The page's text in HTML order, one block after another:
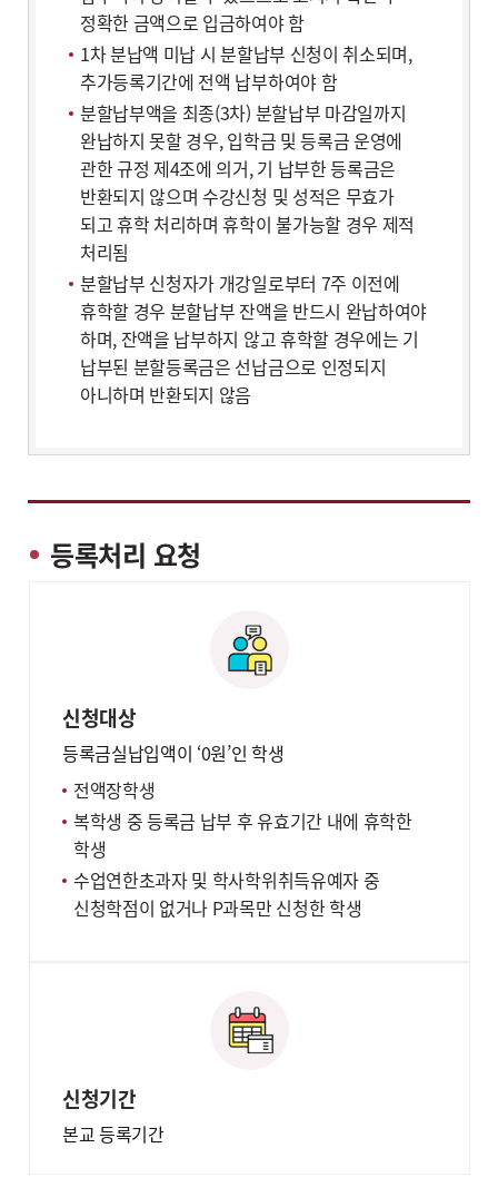
정확한 금액으로 입금하여야 함
1차 분납액 미납 시 분할납부 신청이 취소되며,
추가등록기간에 전액 납부하여야 함
분할납부액을 최종(3차) 분할납부 마감일까지
완납하지 못할 경우, 입학금 및 등록금 운영에
관한 규정 제4조에 의거, 기 납부한 등록금은
반환되지 않으며 수강신청 및 성적은 무효가
되고 휴학 처리하며 휴학이 불가능할 경우 제적
처리됨
분할납부 신청자가 개강일로부터 7주 이전에
휴학할 경우 분할납부 잔액을 반드시 완납하여야
하며, 잔액을 납부하지 않고 휴학할 경우에는 기
납부된 분할등록금은 선납금으로 인정되지
아니하며 반환되지 않음
등록처리 요청
신청대상
등록금실납입액이 ‘0원’인 학생
전액장학생
복학생 중 등록금 납부 후 유효기간 내에 휴학한
학생
수업연한초과자 및 학사학위취득유예자 중
신청학점이 없거나 P과목만 신청한 학생
신청기간
본교 등록기간